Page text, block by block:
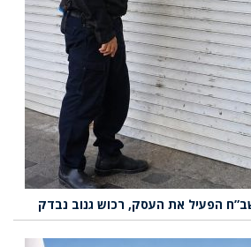
הפעיל את העסק, רכוש גנוב נבדק